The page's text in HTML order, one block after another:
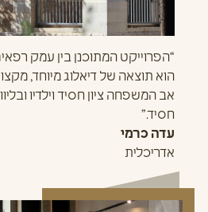
“הפרוייקט המתוכנן בין עמק
הוא תוצאה של דיאלוג מיוחד,
אב המשפחה ציון חסיד וילדיו
חסיד.”
עדה כרמי
אדריכלית